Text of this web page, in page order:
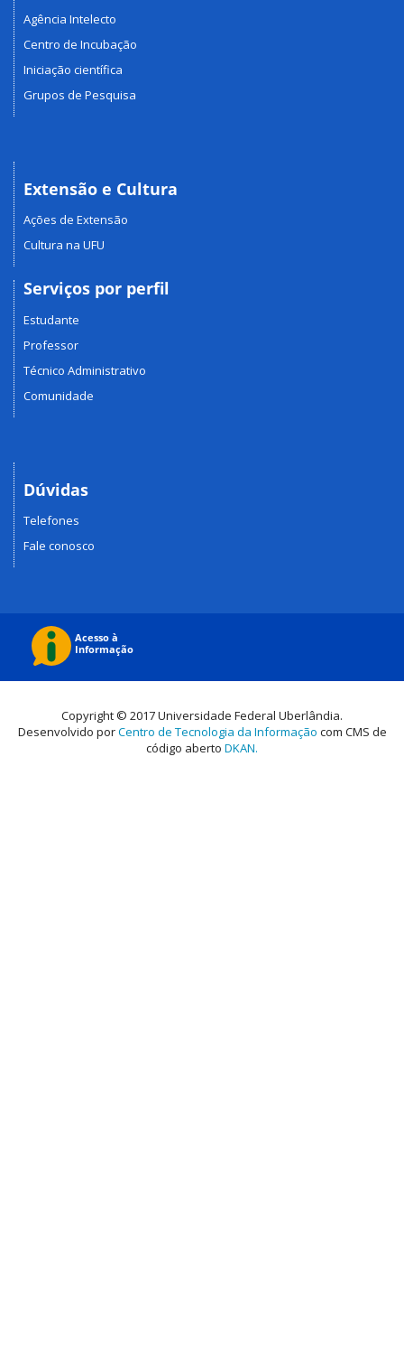
Agência Intelecto
Centro de Incubação
Iniciação científica
Grupos de Pesquisa
Extensão e Cultura
Ações de Extensão
Cultura na UFU
Serviços por perfil
Estudante
Professor
Técnico Administrativo
Comunidade
Dúvidas
Telefones
Fale conosco
Copyright © 2017 Universidade Federal Uberlândia.
Desenvolvido porCentro de Tecnologia da Informação com CMS de
código aberto DKAN.